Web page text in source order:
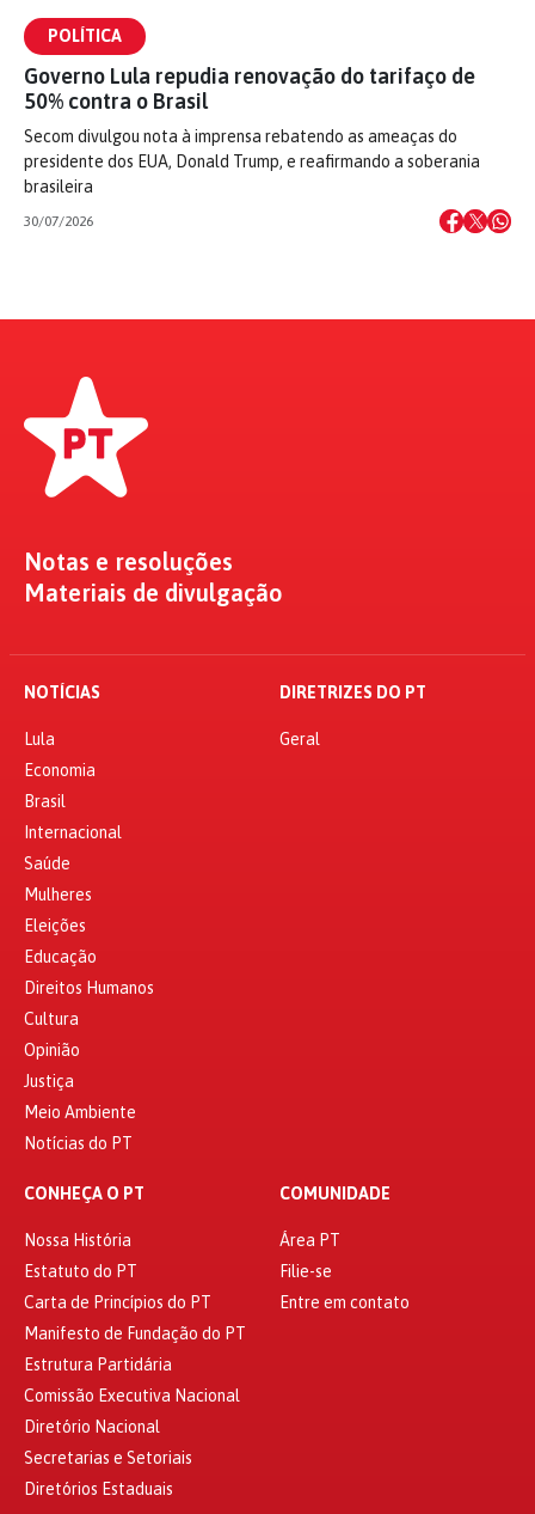
POLÍTICA
Governo Lula repudia renovação do tarifaço de
50% contra o Brasil
Secom divulgou nota à imprensa rebatendo as ameaças do
presidente dos EUA, Donald Trump, e reafirmando a soberania
brasileira
30/07/2026
Notas e resoluções
Materiais de divulgação
NOTÍCIAS
Lula
Economia
Brasil
Internacional
Saúde
Mulheres
Eleições
Educação
Direitos Humanos
Cultura
Opinião
Justiça
Meio Ambiente
Notícias do PT
DIRETRIZES DO PT
Geral
CONHEÇA O PT
Nossa História
Estatuto do PT
Carta de Princípios do PT
Manifesto de Fundação do PT
Estrutura Partidária
Comissão Executiva Nacional
Diretório Nacional
Secretarias e Setoriais
Diretórios Estaduais
COMUNIDADE
Área PT
Filie-se
Entre em contato